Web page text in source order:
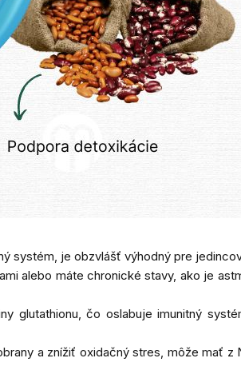
systém, je obzvlášť výhodný pre
alebo máte chronické stavy, ako je
glutathionu, čo oslabuje imunitný
a znížiť oxidačný stres, môže mať